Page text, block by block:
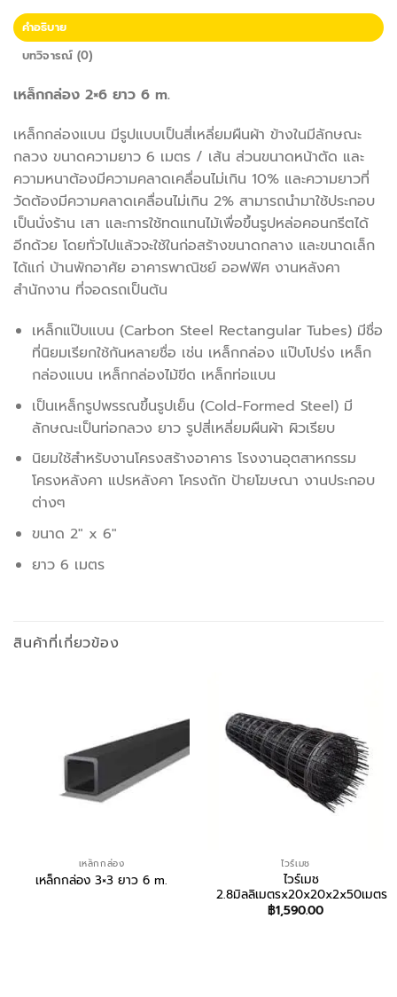
คำอธิบาย
บทวิจารณ์ (0)
เหล็กกล่อง 2×6 ยาว 6 m.
เหล็กกล่องแบน มีรูปแบบเป็นสี่เหลี่ยมผืนผ้า ข้างในมีลักษณะ
กลวง ขนาดความยาว 6 เมตร / เส้น ส่วนขนาดหน้าตัด และ
ความหนาต้องมีความคลาดเคลื่อนไม่เกิน 10% และความยาวที่
วัดต้องมีความคลาดเคลื่อนไม่เกิน 2% สามารถนำมาใช้ประกอบ
เป็นนั่งร้าน เสา และการใช้ทดแทนไม้เพื่อขึ้นรูปหล่อคอนกรีตได้
อีกด้วย โดยทั่วไปแล้วจะใช้ในก่อสร้างขนาดกลาง และขนาดเล็ก
ได้แก่ บ้านพักอาศัย อาคารพาณิชย์ ออฟฟิศ งานหลังคา
สำนักงาน ที่จอดรถเป็นต้น
เหล็กแป๊บแบน (Carbon Steel Rectangular Tubes) มีชื่อ
ที่นิยมเรียกใช้กันหลายชื่อ เช่น เหล็กกล่อง แป๊บโปร่ง เหล็ก
กล่องแบน เหล็กกล่องไม้ขีด เหล็กท่อแบน
เป็นเหล็กรูปพรรณขึ้นรูปเย็น (Cold-Formed Steel) มี
ลักษณะเป็นท่อกลวง ยาว รูปสี่เหลี่ยมผืนผ้า ผิวเรียบ
นิยมใช้สำหรับงานโครงสร้างอาคาร โรงงานอุตสาหกรรม
โครงหลังคา แปรหลังคา โครงถัก ป้ายโฆษณา งานประกอบ
ต่างๆ
ขนาด 2″ x 6″
ยาว 6 เมตร
สินค้าที่เกี่ยวข้อง
เหล็กกล่อง
เหล็กกล่อง 3×3 ยาว 6 m.
ไวร์เมช
ไวร์เมช
2.8มิลลิเมตรx20x20x2x50เมตร
฿1,590.00